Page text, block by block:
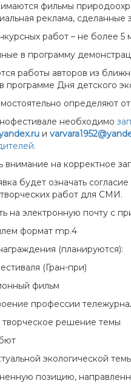
фильмы
реклама, сделанные
работ – не более 5
в программу
работы авторов из
программе Дня детского
определяют
необходимо
и
внимание на корректное
будет означать
работ для СМИ.
на электронную почту с
формат mp.4
(планируются):
(Гран-при)
фильм
профессии
творческое решение темы
экологической
позицию,